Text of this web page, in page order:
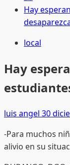
Hay
local
Hay
luis angel 30
-Para muchos
alivio en su